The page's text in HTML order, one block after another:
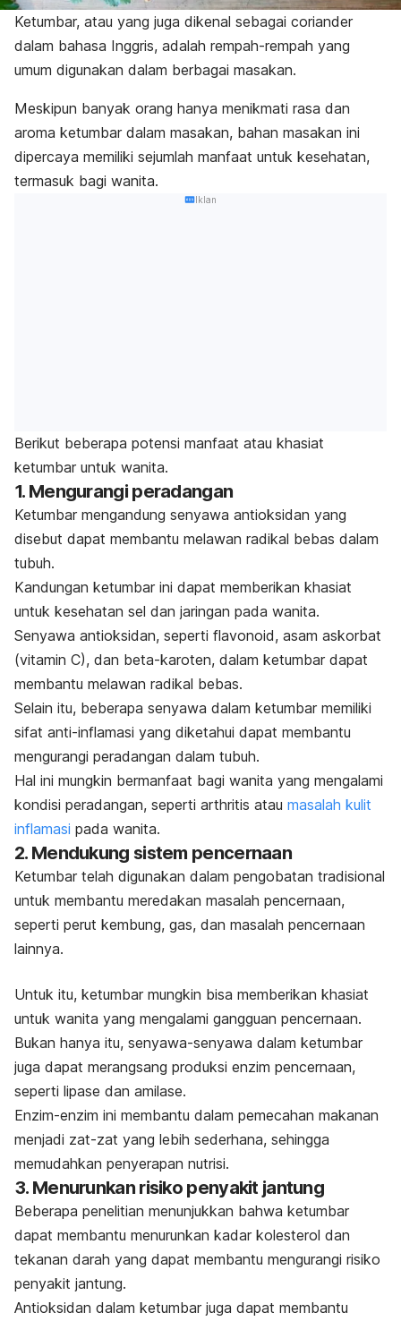
Ketumbar, atau yang juga dikenal sebagai coriander
dalam bahasa Inggris, adalah rempah-rempah yang
umum digunakan dalam berbagai masakan.
Meskipun banyak orang hanya menikmati rasa dan
aroma ketumbar dalam masakan, bahan masakan ini
dipercaya memiliki sejumlah manfaat untuk kesehatan,
termasuk bagi wanita.
Iklan
Berikut beberapa potensi manfaat atau khasiat
ketumbar untuk wanita.
1. Mengurangi peradangan
Ketumbar mengandung senyawa antioksidan yang
disebut dapat membantu melawan radikal bebas dalam
tubuh.
Kandungan ketumbar ini dapat memberikan khasiat
untuk kesehatan sel dan jaringan pada wanita.
Senyawa antioksidan, seperti flavonoid, asam askorbat
(vitamin C), dan beta-karoten, dalam ketumbar dapat
membantu melawan radikal bebas.
Selain itu, beberapa senyawa dalam ketumbar memiliki
sifat anti-inflamasi yang diketahui dapat membantu
mengurangi peradangan dalam tubuh.
Hal ini mungkin bermanfaat bagi wanita yang mengalami
kondisi peradangan, seperti arthritis atau masalah kulit
inflamasi pada wanita.
2. Mendukung sistem pencernaan
Ketumbar telah digunakan dalam pengobatan tradisional
untuk membantu meredakan masalah pencernaan,
seperti perut kembung, gas, dan masalah pencernaan
lainnya.
Untuk itu, ketumbar mungkin bisa memberikan khasiat
untuk wanita yang mengalami gangguan pencernaan.
Bukan hanya itu, senyawa-senyawa dalam ketumbar
juga dapat merangsang produksi enzim pencernaan,
seperti lipase dan amilase.
Enzim-enzim ini membantu dalam pemecahan makanan
menjadi zat-zat yang lebih sederhana, sehingga
memudahkan penyerapan nutrisi.
3. Menurunkan risiko penyakit jantung
Beberapa penelitian menunjukkan bahwa ketumbar
dapat membantu menurunkan kadar kolesterol dan
tekanan darah yang dapat membantu mengurangi risiko
penyakit jantung.
Antioksidan dalam ketumbar juga dapat membantu